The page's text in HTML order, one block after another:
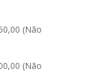
(Não
(Não